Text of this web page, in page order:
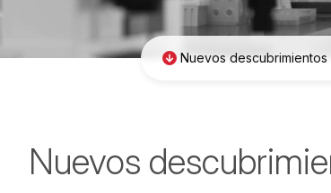
Nuevos descubrimientos
Nuevos